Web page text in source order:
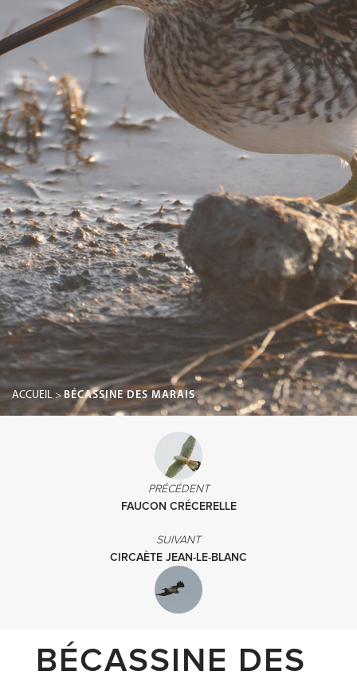
ACCUEIL>BÉCASSINE DES MARAIS
PRÉCÉDENT
FAUCON CRÉCERELLE
SUIVANT
CIRCAÈTE JEAN-LE-BLANC
BÉCASSINE DES